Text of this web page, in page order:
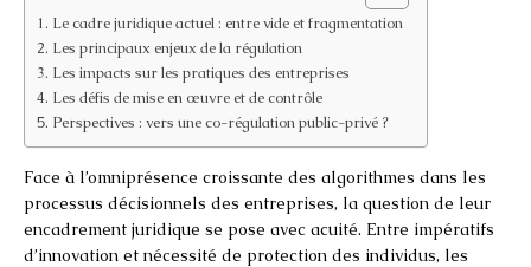
Le cadre juridique actuel : entre vide et fragmentation
Les principaux enjeux de la régulation
Les impacts sur les pratiques des entreprises
Les défis de mise en œuvre et de contrôle
Perspectives : vers une co-régulation public-privé ?
Face à l’omniprésence croissante des algorithmes dans les
processus décisionnels des entreprises, la question de leur
encadrement juridique se pose avec acuité. Entre impératifs
d’innovation et nécessité de protection des individus, les